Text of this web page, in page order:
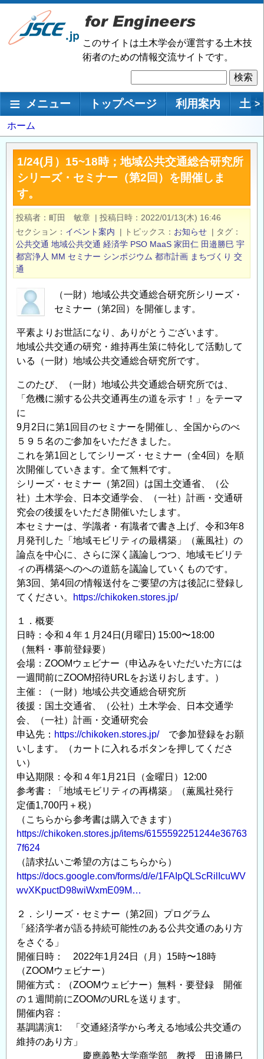
メ
ン
移
このサイトは土木学会が運営する土木技
術者のための情報交流サイトです。
索
メインナビゲーション
メニュー トップページ 利用案内 土 >
パ
ン
く
ホーム
1/24(月）15~18時；地域公共交通総合研究所
シリーズ・セミナー（第2回）を開催しま
す。
投稿者 町田 敏章 | 投稿日時
2022/01/13(木) 16:46
セクション
イベント案内 | トピックス お知らせ | タグ
公共交通 地域公共交通 経済学 PSO MaaS 家田仁 田邉勝巳 宇
都宮浄人 MM セミナー シンポジウム 都市計画 まちづくり 交
通
（一財）地域公共交通総合研究所シリーズ・
セミナー（第2回）を開催します。
平素よりお世話になり、ありがとうございます。
地域公共交通の研究・維持再生策に特化して活動して
いる（一財）地域公共交通総合研究所です。
このたび、（一財）地域公共交通総合研究所では、
「危機に瀕する公共交通再生の道を示す！」をテーマ
に
9月2日に第1回目のセミナーを開催し、全国からのべ
５９５名のご参加をいただきました。
これを第1回としてシリーズ・セミナー（全4回）を順
次開催していきます。全て無料です。
シリーズ・セミナー（第2回）は国土交通省、（公
社）土木学会、日本交通学会、（一社）計画・交通研
究会の後援をいただき開催いたします。
本セミナーは、学識者・有識者で書き上げ、令和3年8
月発刊した「地域モビリティの最構築」（薫風社）の
論点を中心に、さらに深く議論しつつ、地域モビリテ
ィの再構築へのへの道筋を議論していくものです。
第3回、第4回の情報送付をご要望の方は後記に登録し
てください。
https://chikoken.stores.jp/
１．概要
日時：令和４年１月24日(月曜日) 15:00〜18:00
（無料・事前登録要）
会場：ZOOMウェビナー（申込みをいただいた方には
一週間前にZOOM招待URLをお送りおします。）
主催：（一財）地域公共交通総合研究所
後援：国土交通省、（公社）土木学会、日本交通学
会、（一社）計画・交通研究会
申込先： https://chikoken.stores.jp/で参加登録をお願
いします。（カートに入れるボタンを押してくださ
い）
申込期限：令和４年1月21日（金曜日）12:00
参考書：「地域モビリティの再構築」（薫風社発行
定価1,700円＋税）
（こちらから参考書は購入できます）
https://chikoken.stores.jp/items/6155592251244e36763
7f624
（請求払いご希望の方はこちらから）
https://docs.google.com/forms/d/e/1FAIpQLScRilIcuWV
wvXKpuctD98wiWxmE09M…
２．シリーズ・セミナー（第2回）プログラム
「経済学者が語る持続可能性のある公共交通のあり方
をさぐる」
開催日時： 2022年1月24日（月）15時〜18時
（ZOOMウェビナー）
開催方式：（ZOOMウェビナー）無料・要登録 開催
の１週間前にZOOMのURLを送ります。
開催内容：
基調講演1: 「交通経済学から考える地域公共交通の
維持のあり方」
慶應義塾大学商学部 教授 田邉勝巳